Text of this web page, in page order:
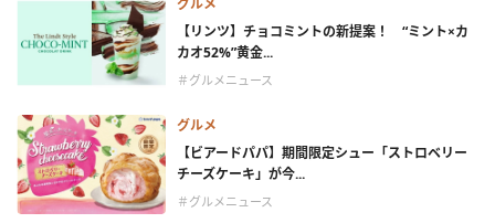
【リンツ】チョコミントの新提案！ “ミント×カ
カオ52%”黄金...
＃グルメニュース
グルメ
【ビアードパパ】期間限定シュー「ストロベリー
チーズケーキ」が今...
＃グルメニュース